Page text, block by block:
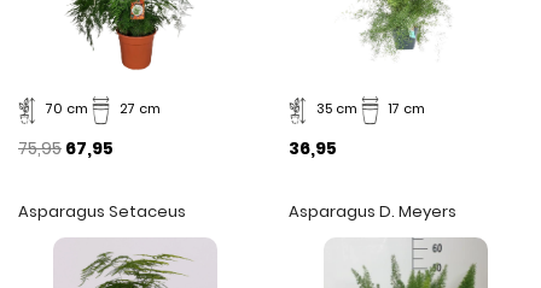
70 cm 27 cm
75,95 67,95
35 cm 17 cm
36,95
Asparagus Setaceus Asparagus D. Meyers